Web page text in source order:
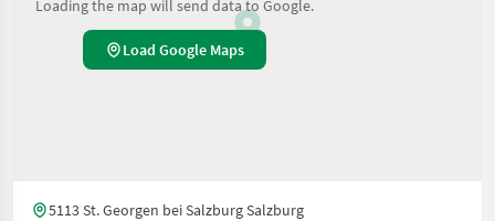
Loading the map will send data to Google.
Load Google Maps
5113 St. Georgen bei Salzburg Salzburg